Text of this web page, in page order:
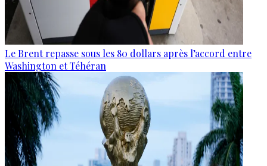
Le Brent repasse sous les 80 dollars après l’accord entre
Washington et Téhéran